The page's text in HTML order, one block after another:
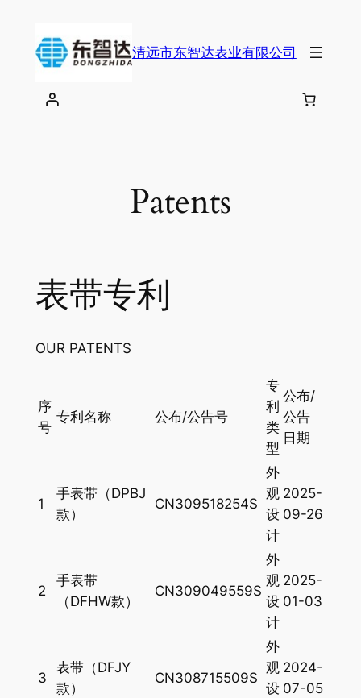
清远市东智达表业有限公司
Patents
表带专利
OUR PATENTS
序
号
专利名称 公布/公告号
专
利
类
型
公布/
公告
日期
1
手表带（DPBJ
款）
CN309518254S
外
观
设
计
2025-
09-26
2
手表带
（DFHW款）
CN309049559S
外
观
设
计
2025-
01-03
3
表带（DFJY
款）
CN308715509S
外
观
设
2024-
07-05